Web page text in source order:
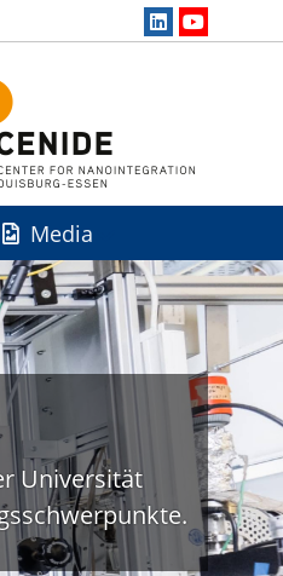
Media
Universität